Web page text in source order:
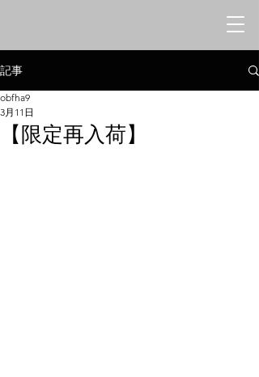
記事
【限定再入荷】
obfha9
3月11日